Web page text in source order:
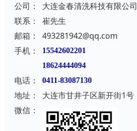
公司：
大连金春清洗科技有限公司
联系：
崔先生
邮箱：
493281942@qq.com
手机：
15542602201
18624444094
电话： 0411-83087130
地址：
大连市甘井子区新开街1号
微信：